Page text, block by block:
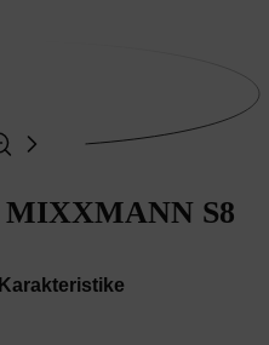
MIXXMANN S8
Karakteristike